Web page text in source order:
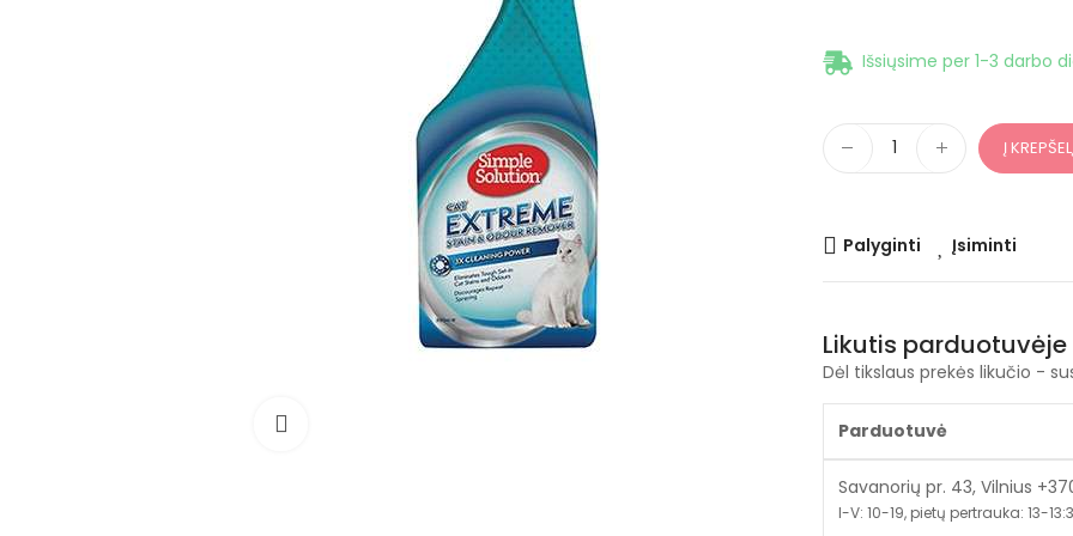
Išsiųsime per 1-3 darbo
Į
Palyginti Įsiminti
Likutis parduotuvėje
Dėl tikslaus prekės likučio -
Parduotuvė
Savanorių pr. 43, Vilnius
I-V: 10-19, pietų pertrauka: 13-